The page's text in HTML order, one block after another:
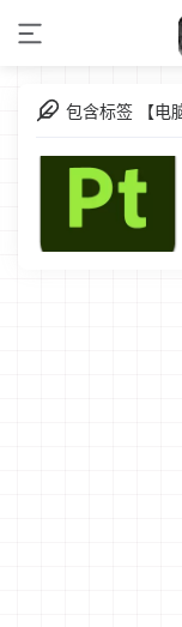
包含标签 【电